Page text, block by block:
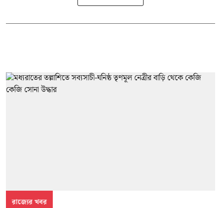
রাজ্যের খবর